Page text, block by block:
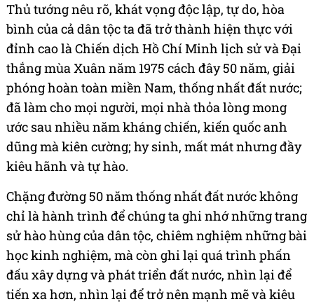
Thủ tướng nêu rõ, khát vọng độc lập, tự do, hòa
bình của cả dân tộc ta đã trở thành hiện thực với
đỉnh cao là Chiến dịch Hồ Chí Minh lịch sử và Đại
thắng mùa Xuân năm 1975 cách đây 50 năm, giải
phóng hoàn toàn miền Nam, thống nhất đất nước;
đã làm cho mọi người, mọi nhà thỏa lòng mong
ước sau nhiều năm kháng chiến, kiến quốc anh
dũng mà kiên cường; hy sinh, mất mát nhưng đầy
kiêu hãnh và tự hào.
Chặng đường 50 năm thống nhất đất nước không
chỉ là hành trình để chúng ta ghi nhớ những trang
sử hào hùng của dân tộc, chiêm nghiệm những bài
học kinh nghiệm, mà còn ghi lại quá trình phấn
đấu xây dựng và phát triển đất nước, nhìn lại để
tiến xa hơn, nhìn lại để trở nên mạnh mẽ và kiêu